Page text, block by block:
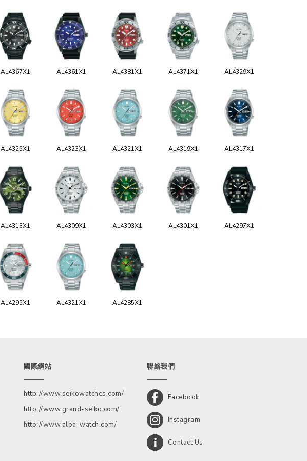
AL4367X1 AL4361X1 AL4381X1 AL4371X1 AL4329X1
AL4325X1 AL4323X1 AL4321X1 AL4319X1 AL4317X1
AL4313X1 AL4309X1 AL4303X1 AL4301X1 AL4297X1
AL4295X1 AL4321X1 AL4285X1
國際網站
http://www.seikowatches.com/
http://www.grand-seiko.com/
http://www.alba-watch.com/
聯絡我們
Facebook
Instagram
Contact Us